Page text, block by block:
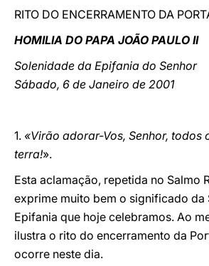
RITO DO ENCERRAMENTO DA
HOMILIA DO PAPA JOÃO PAULO II
Solenidade da Epifania do Senhor
Sábado, 6 de Janeiro de 2001
1. «Virão adorar-Vos, Senhor, todos
terra!».
Esta aclamação, repetida no Salmo
exprime muito bem o significado da
Epifania que hoje celebramos. Ao
ilustra o rito do encerramento da
ocorre neste dia.